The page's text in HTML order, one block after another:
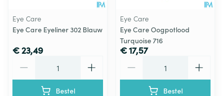
Eye Care
Eye Care Eyeliner 302 Blauw
€ 23,49
Bestel
Eye Care
Eye Care Oogpotlood
Turquoise 716
€ 17,57
Bestel